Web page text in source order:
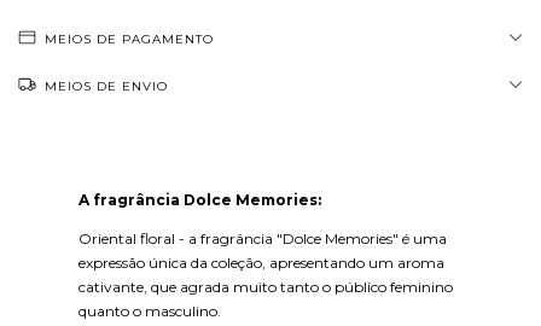
MEIOS DE PAGAMENTO
MEIOS DE ENVIO
A fragrância Dolce Memories:
Oriental floral - a fragrância "Dolce Memories" é uma
expressão única da coleção, apresentando um aroma
cativante, que agrada muito tanto o público feminino
quanto o masculino.